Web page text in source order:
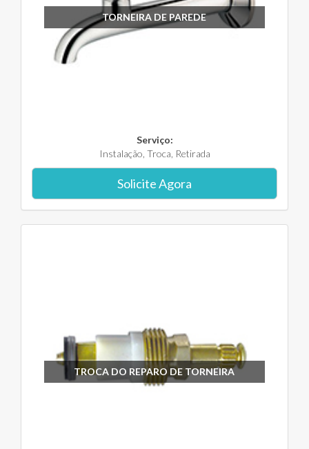
TORNEIRA DE PAREDE
Serviço:
Instalação, Troca, Retirada
Solicite Agora
TROCA DO REPARO DE TORNEIRA